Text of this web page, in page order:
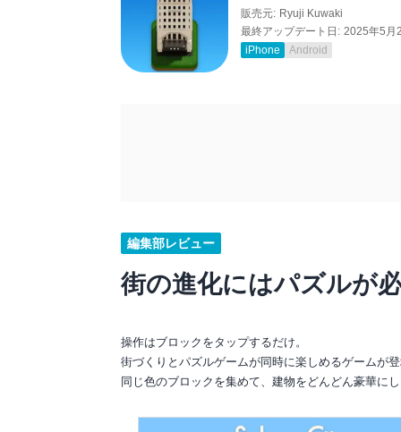
販売元: Ryuji Kuwaki
最終アップデート日: 2025年5月
iPhone
Android
編集部レビュー
街の進化にはパズルが
操作はブロックをタップするだけ。
街づくりとパズルゲームが同時に楽しめるゲームが
同じ色のブロックを集めて、建物をどんどん豪華に